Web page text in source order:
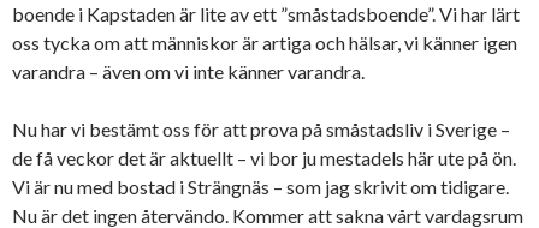
boende i Kapstaden är lite av ett ”småstadsboende”. Vi har lärt
oss tycka om att människor är artiga och hälsar, vi känner igen
varandra – även om vi inte känner varandra.
Nu har vi bestämt oss för att prova på småstadsliv i Sverige –
de få veckor det är aktuellt – vi bor ju mestadels här ute på ön.
Vi är nu med bostad i Strängnäs – som jag skrivit om tidigare.
Nu är det ingen återvändo. Kommer att sakna vårt vardagsrum